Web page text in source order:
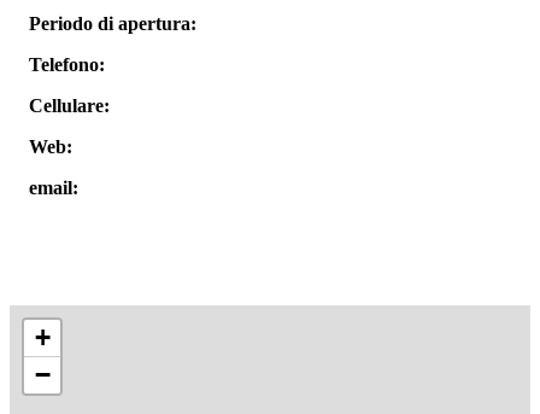
Periodo di apertura:
Telefono:
Cellulare:
Web:
email:
+
−